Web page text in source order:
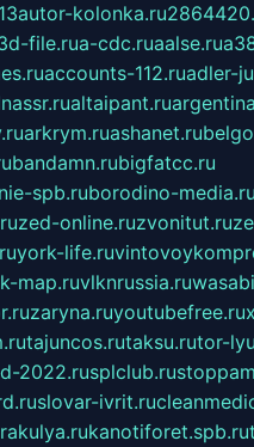
13autor-kolonka.ru
file.rua-cdc.ruaalse.ru
accounts-112.ruadler-
altaipant.ru
arkrym.ruashanet.ru
bandamn.rubigfatcc.ru
spb.ruborodino-media.ru
zed-online.ruzvonitut.ru
york-life.ru
map.ruvlknrussia.ru
zaryna.ruyoutubefree.ru
tajuncos.rutaksu.rutor-
2022.rusplclub.ru
slovar-ivrit.ru
kanotiforet.spb.ru